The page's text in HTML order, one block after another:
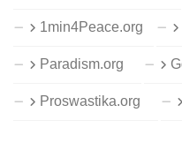
1min4Peace.org
Paradism.org
Proswastika.org